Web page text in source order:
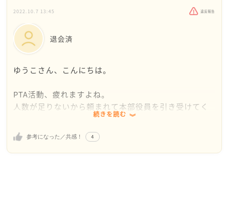
2022.10.7 13:45 違反報告
退会済
ゆうこさん、こんにちは。
PTA活動、疲れますよね。
人数が足りないから頼まれて本部役員を引き受けてく
ださったゆうこさんは、もうそれだけで偉いと思いま
す。
頼んできたから引き受けたのに、
傷付くような発言があったり、プレッシャーをかけら
続きを読む
参考になった／共感！ 4